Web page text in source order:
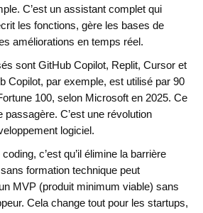
C’est un assistant complet qui
les fonctions, gère les bases de
améliorations en temps réel.
sont GitHub Copilot, Replit, Cursor et
Copilot, par exemple, est utilisé par 90
100, selon Microsoft en 2025. Ce
passagère. C’est une révolution
logiciel.
c’est qu’il élimine la barrière
formation technique peut
MVP (produit minimum viable) sans
Cela change tout pour les startups,